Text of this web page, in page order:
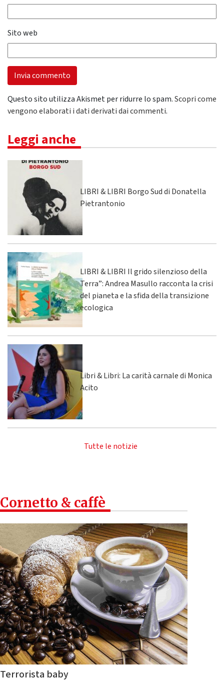
Sito web
Questo sito utilizza Akismet per ridurre lo spam.Scopri come
vengono elaborati i dati derivati dai commenti.
Leggi anche
LIBRI & LIBRI Borgo Sud di Donatella
Pietrantonio
LIBRI & LIBRI Il grido silenzioso della
Terra”: Andrea Masullo racconta la crisi
del pianeta e la sfida della transizione
ecologica
Libri & Libri: La carità carnale di Monica
Acito
Tutte le notizie
Cornetto & caffè
Terrorista baby